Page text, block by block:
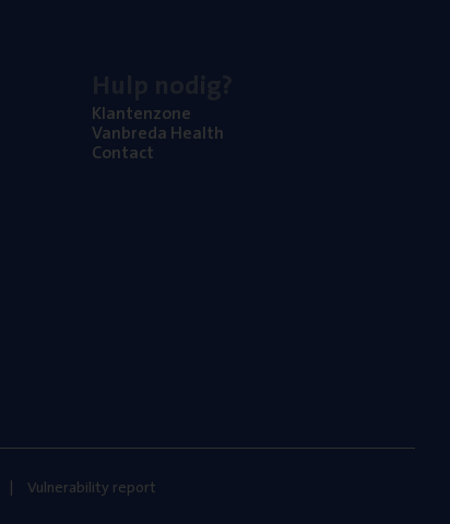
Klan­ten­zo­ne
Van­b­re­da Health
Con­tact
Vulnerability report